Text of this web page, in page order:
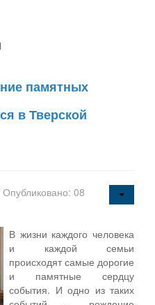
памятных
в Тверской
Опубликовано: 08
В жизни каждого человека
и каждой семьи
происходят самые дорогие
и памятные сердцу
события. И одно из таких